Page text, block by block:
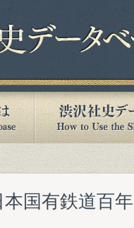
国有鉄道百